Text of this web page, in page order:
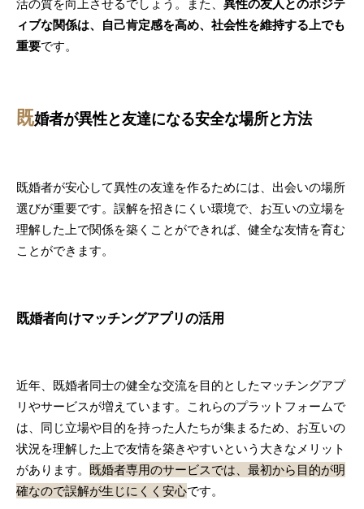
活の質を向上させるでしょう。また、 異性の友人とのポジテ
ィブな関係は、自己肯定感を高め、社会性を維持する上でも
重要です。
既婚者が異性と友達になる安全な場所と方法
既婚者が安心して異性の友達を作るためには、出会いの場所
選びが重要です。誤解を招きにくい環境で、お互いの立場を
理解した上で関係を築くことができれば、健全な友情を育む
ことができます。
既婚者向けマッチングアプリの活用
近年、既婚者同士の健全な交流を目的としたマッチングアプ
リやサービスが増えています。これらのプラットフォームで
は、同じ立場や目的を持った人たちが集まるため、お互いの
状況を理解した上で友情を築きやすいという大きなメリット
があります。 既婚者専用のサービスでは、最初から目的が明
確なので誤解が生じにくく安心です。